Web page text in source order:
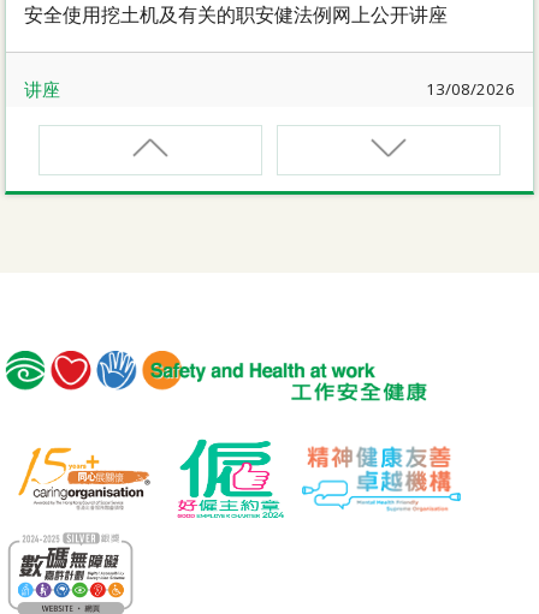
电动车维修安全课程
MICM
组装合成建筑工程管理人员训练课程
MICW
组装合成建筑工程工作安全训练课程
TST
安全使用可伸缩工作台
安全使用挖土机及有关的职安健法例网上公开讲座
讲座 13/08/2026
职业健康大奬2026-27网上简介会暨讲座
讲座 17/08/2026
危险品的安全规管与危险物质相关规例网上公开讲座
【好心情@健康工作间】医护服务业之「拒绝压力爆煲：
『七好』减压法的科学减压之道」网上讲座
讲座
【护心计划/好心情@健康工作间】重拾健康由「戒烟」做